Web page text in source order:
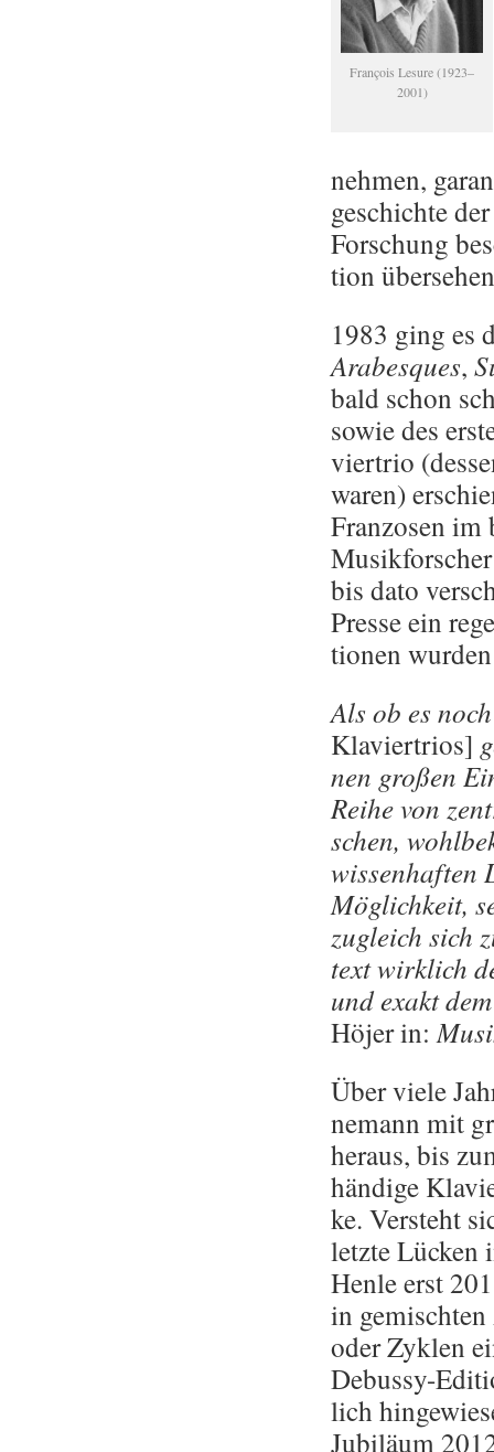
François Le­su­re (1923–
2001)
neh­men,
ge­schich­te
For­schung
ti­on
1983 ging es
Ara­bes­ques,
bald schon
sowie des
vier­trio
waren)
Fran­zo­sen im
bis dato
Pres­se ein
tio­nen
Als ob es
Kla­vier­tri­os]
nen gro­ßen
Reihe von
schen,
wis­sen­haf­ten
Mög­lich­keit,
zu­gleich sich
text wirk­lich
und exakt
Höjer in:
Über viele
nemann mit
her­aus, bis
hän­di­ge
ke. Ver­steht
letz­te Lü­cken
Henle erst
in
oder Zy­klen
De­bus­sy-
lich
Ju­bi­lä­um